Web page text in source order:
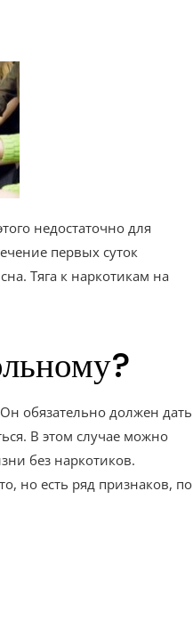
недостаточно для
первых суток
Тяга к наркотикам на
обязательно должен дать
В этом случае можно
без наркотиков.
но есть ряд признаков, по